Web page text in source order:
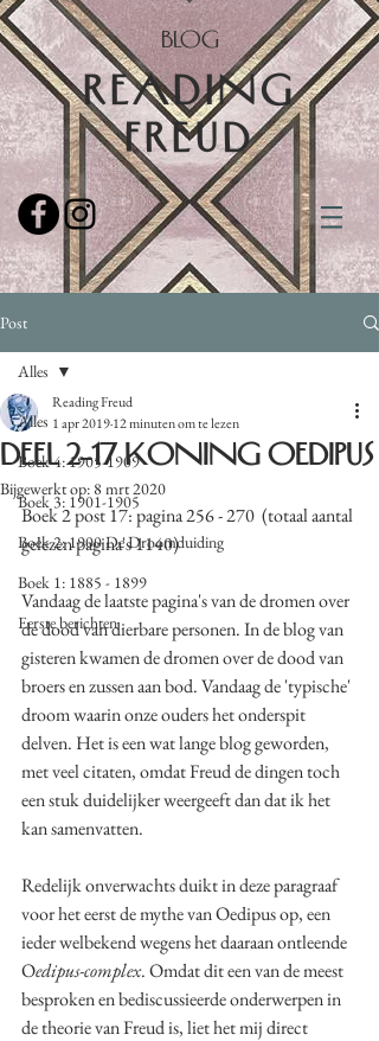
BLOG
READING
FREUD
Post
Alles
Boek 4: 1905-1909
Boek 3: 1901-1905
Boek 2: 1900 De Droomduiding
Boek 1: 1885 - 1899
Eerste berichten
Alles
Deel 2-17 Koning Oedipus
Reading Freud
1 apr 201912 minuten om te lezen
Bijgewerkt op: 8 mrt 2020
Boek 2 post 17: pagina 256 - 270  (totaal aantal
gelezen pagina's 1140)
Vandaag de laatste pagina's van de dromen over
de dood van dierbare personen. In de blog van
gisteren kwamen de dromen over de dood van
broers en zussen aan bod. Vandaag de 'typische'
droom waarin onze ouders het onderspit
delven. Het is een wat lange blog geworden,
met veel citaten, omdat Freud de dingen toch
een stuk duidelijker weergeeft dan dat ik het
kan samenvatten.
Redelijk onverwachts duikt in deze paragraaf
voor het eerst de mythe van Oedipus op, een
ieder welbekend wegens het daaraan ontleende
Oedipus-complex. Omdat dit een van de meest
besproken en bediscussieerde onderwerpen in
de theorie van Freud is, liet het mij direct